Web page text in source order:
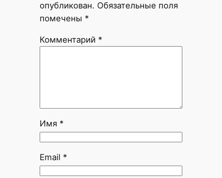
опубликован. Обязательные поля
помечены *
Комментарий *
Имя *
Email *